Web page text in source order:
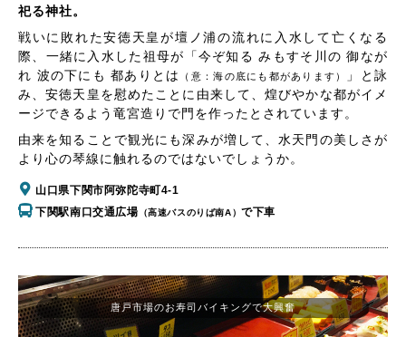
祀る神社。
戦いに敗れた安徳天皇が壇ノ浦の流れに入水して亡くなる
際、一緒に入水した祖母が「今ぞ知る みもすそ川の 御なが
れ 波の下にも 都ありとは
（意：海の底にも都があります）
」と詠
み、安徳天皇を慰めたことに由来して、煌びやかな都がイメ
ージできるよう竜宮造りで門を作ったとされています。
由来を知ることで観光にも深みが増して、水天門の美しさが
より心の琴線に触れるのではないでしょうか。
山口県下関市阿弥陀寺町4-1
下関駅南口交通広場 （高速バスのりば南A）で下車
唐戸市場のお寿司バイキングで大興奮